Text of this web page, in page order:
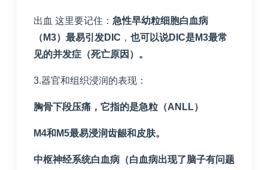
出血 这里要记住： 急性早幼粒细胞白血病
（ M3）最易引发DIC ， 也可以说DIC是M3最常
见的并发症（死亡原因）。
3.器官和组织浸润的表现：
胸骨下段压痛，它指的是急粒（ANLL）
M4和 M5最易浸润齿龈和皮肤。
中枢神经系统白血病（白血病出现了脑子有问题